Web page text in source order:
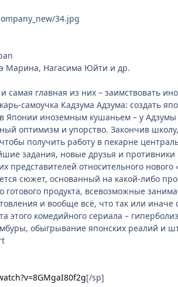
34.jpg
Марина, Нагасима Юйти и др.
главная из них – заимствовать
самоучка Кадзума Адзума: создать
Японии иноземным кушаньем – у
оптимизм и упорство. Закончив
получить работу в пекарне
задания, новые друзья и
представителей относительного
сюжет, основанный на какой-либо
готового продукта, всевозможные
и вообще всё, что так или иначе
этого комедийного сериала –
обыгрывание японских реалий и
[/sp]